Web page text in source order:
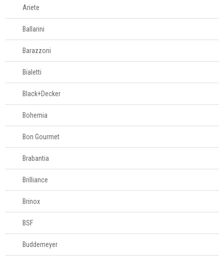
Conosco
61
996581061
61
996588122
Ariete
Ballarini
Barazzoni
Bialetti
Black+Decker
Bohemia
Bon Gourmet
Brabantia
Brilliance
Brinox
BSF
Buddemeyer